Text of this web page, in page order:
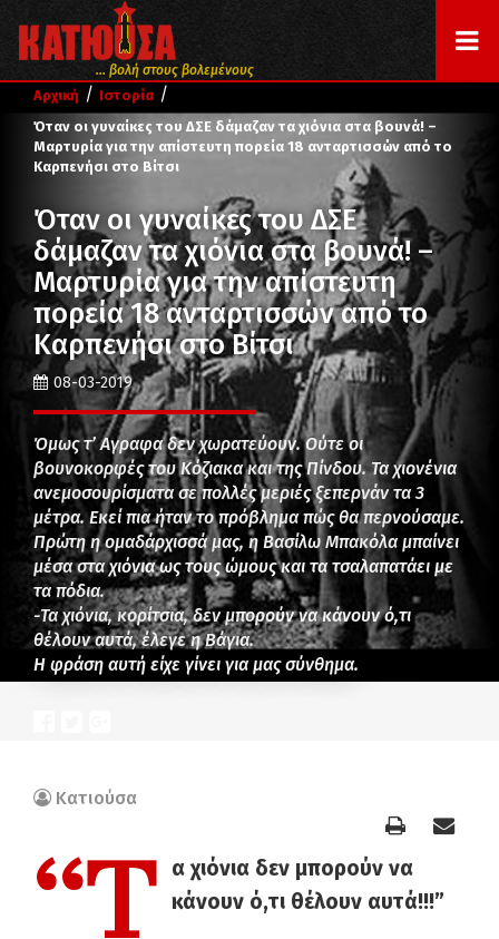
... βολή στους βολεμένους
Αρχική / Ιστορία /
Όταν οι γυναίκες του ΔΣΕ δάμαζαν τα χιόνια στα βουνά! –
Μαρτυρία για την απίστευτη πορεία 18 ανταρτισσών από το
Καρπενήσι στο Βίτσι
Όταν οι γυναίκες του ΔΣΕ
δάμαζαν τα χιόνια στα βουνά! –
Μαρτυρία για την απίστευτη
πορεία 18 ανταρτισσών από το
Καρπενήσι στο Βίτσι
08-03-2019
Όμως τ’ Αγραφα δεν χωρατεύουν. Ούτε οι
βουνοκορφές του Κόζιακα και της Πίνδου. Τα χιονένια
ανεμοσουρίσματα σε πολλές μεριές ξεπερνάν τα 3
μέτρα. Εκεί πια ήταν το πρόβλημα πώς θα περνούσαμε.
Πρώτη η ομαδάρχισσά μας, η Βασίλω Μπακόλα μπαίνει
μέσα στα χιόνια ως τους ώμους και τα τσαλαπατάει με
τα πόδια.
-Τα χιόνια, κορίτσια, δεν μπορούν να κάνουν ό,τι
θέλουν αυτά, έλεγε η Βάγια.
Η φράση αυτή είχε γίνει για μας σύνθημα.
Κατιούσα
“Τ
α χιόνια δεν μπορούν να
κάνουν ό,τι θέλουν αυτά!!!”